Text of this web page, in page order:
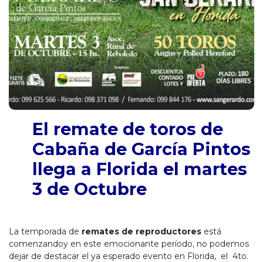
El remate de toros de
Cabaña de García Pintos
llega a Florida el martes
3 de Octubre
La temporada de remates de reproductores está
comenzandoy en este emocionante período, no podemos
dejar de destacar el ya esperado evento en Florida, el 4to.